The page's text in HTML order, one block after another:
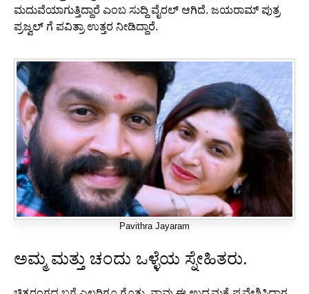
ಮದುವೆಯಾಗುತ್ತಿದ್ದಾರೆ ಎಂಬ ಸುದ್ದಿ ವೈರಲ್ ಆಗಿದೆ. ಜಯರಾಮ್ ಪುತ್ರ
ಪ್ರಜ್ವಲ್ ಗೆ ಪವಿತ್ರಾ ಉತ್ತರ ನೀಡಿದ್ದಾರೆ.
Pavithra Jayaram
ಅಮ್ಮ ಮತ್ತು ಚಂದು ಒಳ್ಳೆಯ ಸ್ನೇಹಿತರು.